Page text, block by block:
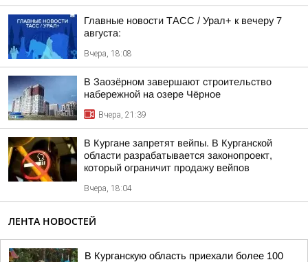
Главные новости ТАСС / Урал+ к вечеру 7
августа:
Вчера, 18:08
В Заозёрном завершают строительство
набережной на озере Чёрное
Вчера, 21:39
В Кургане запретят вейпы. В Курганской
области разрабатывается законопроект,
который ограничит продажу вейпов
Вчера, 18:04
ЛЕНТА НОВОСТЕЙ
В Курганскую область приехали более 100